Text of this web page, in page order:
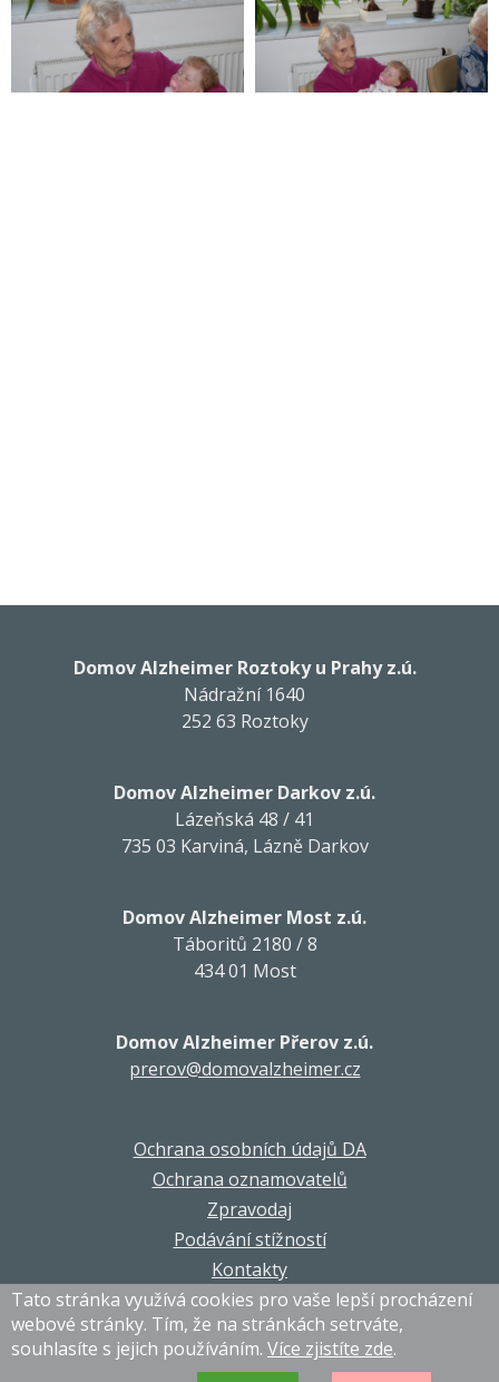
Domov Alzheimer Roztoky u Prahy z.ú.
Nádražní 1640
252 63 Roztoky
Domov Alzheimer Darkov z.ú.
Lázeňská 48 / 41
735 03 Karviná, Lázně Darkov
Domov Alzheimer Most z.ú.
Táboritů 2180 / 8
434 01 Most
Domov Alzheimer Přerov z.ú.
prerov@domovalzheimer.cz
Ochrana osobních údajů DA
Ochrana oznamovatelů
Zpravodaj
Podávání stížností
Kontakty
© DA Corporation 2021-2026. Všechna práva vyhrazena.
Tato stránka využívá cookies pro vaše lepší procházení
webové stránky. Tím, že na stránkách setrváte,
souhlasíte s jejich používáním. Více zjistíte zde.